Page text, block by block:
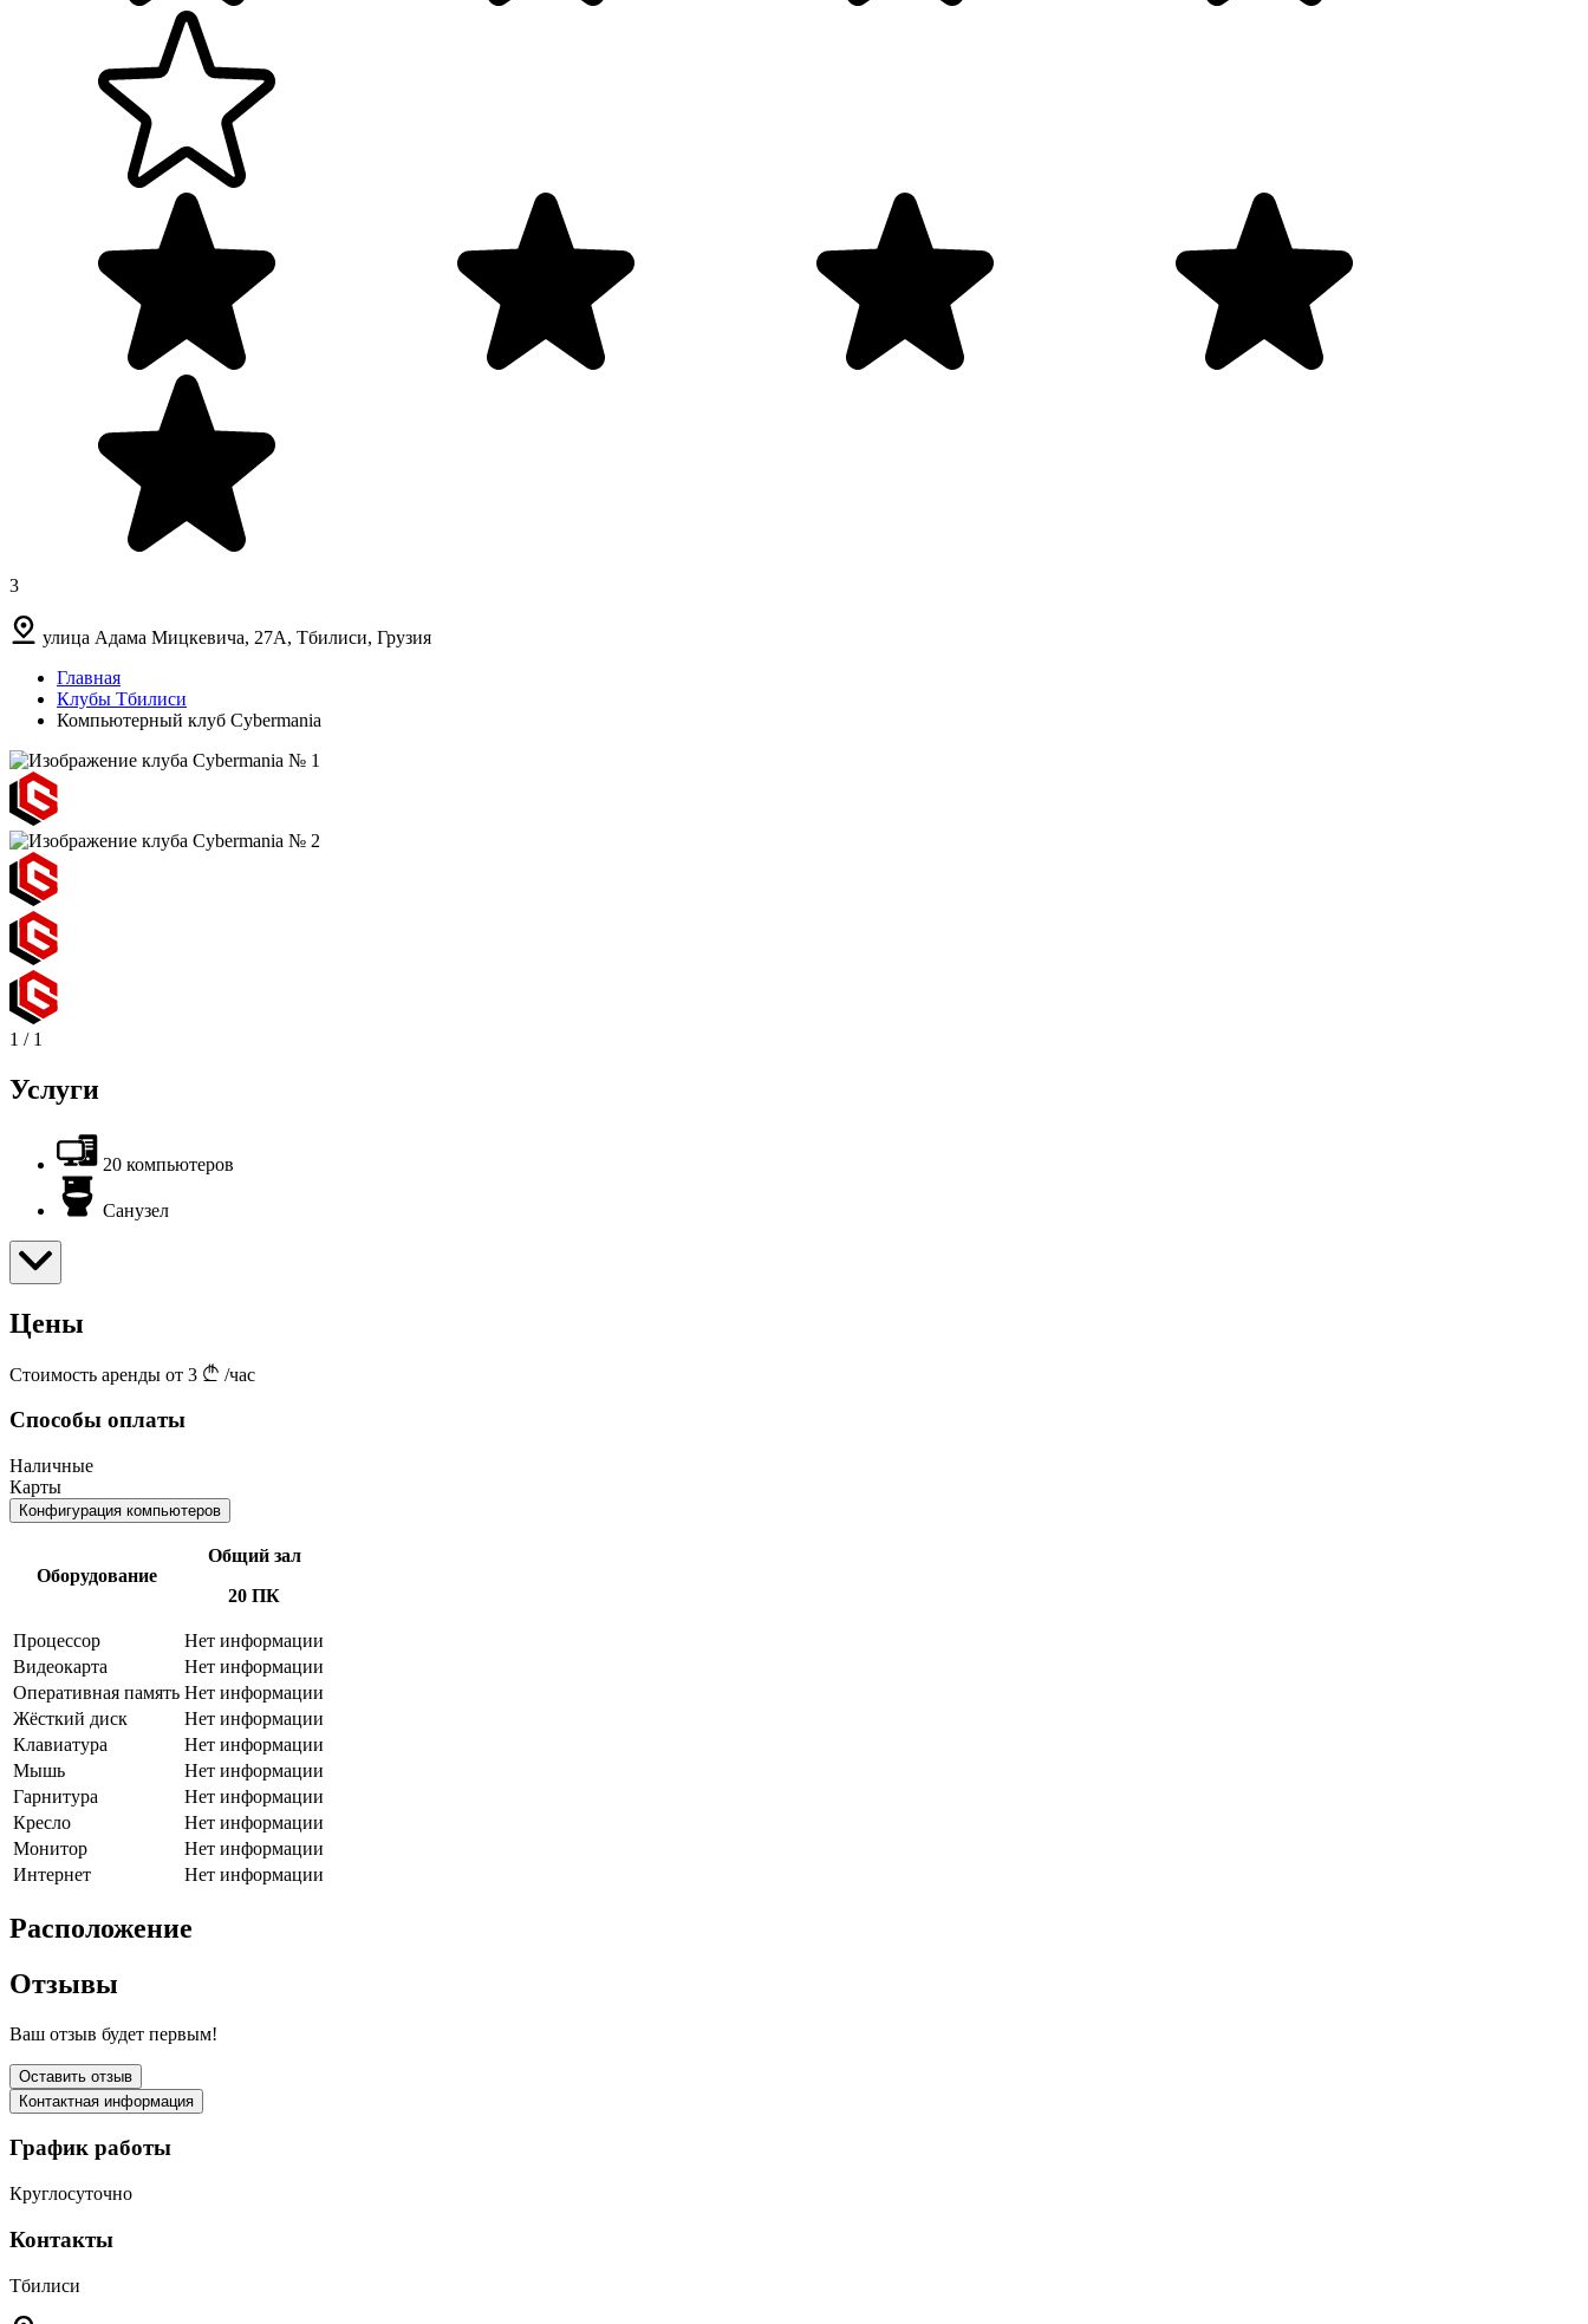
3
улица Адама Мицкевича, 27А, Тбилиси, Грузия
Главная
Клубы Тбилиси
Компьютерный клуб Cybermania
1 / 1
Услуги
20 компьютеров
Санузел
Цены
Стоимость аренды от 3 /час
Способы оплаты
Наличные
Карты
Конфигурация компьютеров
Оборудование
Общий зал
20 ПК
Процессор
Нет информации
Видеокарта
Нет информации
Оперативная память Нет информации
Жёсткий диск
Нет информации
Клавиатура
Нет информации
Мышь
Нет информации
Гарнитура
Нет информации
Кресло
Нет информации
Монитор
Нет информации
Интернет
Нет информации
Расположение
Отзывы
Ваш отзыв будет первым!
Оставить отзыв
Контактная информация
График работы
Круглосуточно
Контакты
Тбилиси